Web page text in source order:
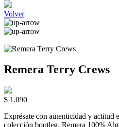
Volver
Remera Terry Crews
$ 1.090
Exprésate con autenticidad y actitud
colección bootleg. Remera 100%